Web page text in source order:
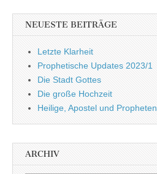
NEUESTE BEITRÄGE
Letzte Klarheit
Prophetische Updates 2023/1
Die Stadt Gottes
Die große Hochzeit
Heilige, Apostel und Propheten
ARCHIV